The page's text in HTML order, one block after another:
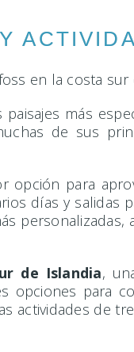
más
de sus
opción para
días y salidas
de Islandia,
para
de